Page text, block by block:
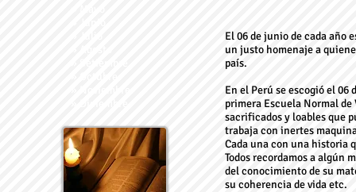
El 06 de junio de cada año
un justo homenaje a
país.
En el Perú se escogió el
primera Escuela Normal de
sacrificados y loables que
trabaja con inertes
Cada una con una historia
Todos recordamos a algún
del conocimiento de su
su coherencia de vida etc.